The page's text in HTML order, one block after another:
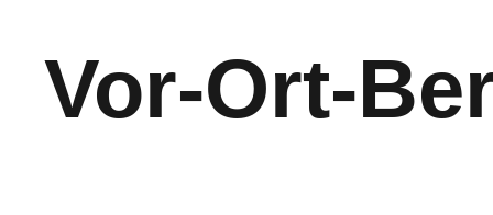
Vor-Ort-